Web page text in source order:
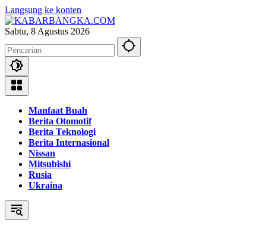
Langsung ke konten
Sabtu, 8 Agustus 2026
Manfaat Buah
Berita Otomotif
Berita Teknologi
Berita Internasional
Nissan
Mitsubishi
Rusia
Ukraina